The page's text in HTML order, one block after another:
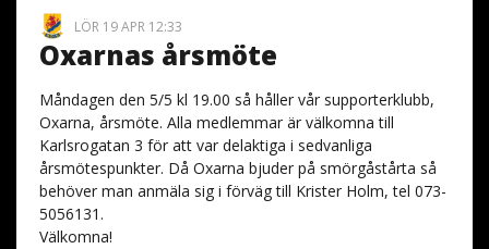
LÖR 19 APR 12:33
Oxarnas årsmöte
Måndagen den 5/5 kl 19.00 så håller vår supporterklubb,
Oxarna, årsmöte. Alla medlemmar är välkomna till
Karlsrogatan 3 för att var delaktiga i sedvanliga
årsmötespunkter. Då Oxarna bjuder på smörgåstårta så
behöver man anmäla sig i förväg till Krister Holm, tel 073-
5056131.
Välkomna!